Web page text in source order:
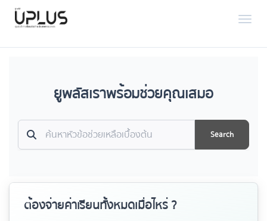
ยูพลัสเราพร้อมช่วยคุณเสมอ
Search
ต้องจ่ายค่าเรียนทั้งหมดเมื่อไหร่ ?